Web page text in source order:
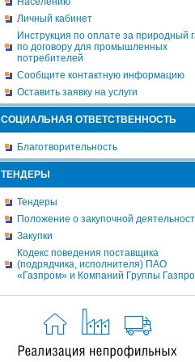
Личный кабинет
Инструкция по оплате за природный
по договору для промышленных
потребителей
Сообщите контактную информацию
Оставить заявку на услуги
СОЦИАЛЬНАЯ ОТВЕТСТВЕННОСТЬ
Благотворительность
ТЕНДЕРЫ
Тендеры
Положение о закупочной
Закупки
Кодекс поведения поставщика
(подрядчика, исполнителя) ПАО
«Газпром» и Компаний Группы